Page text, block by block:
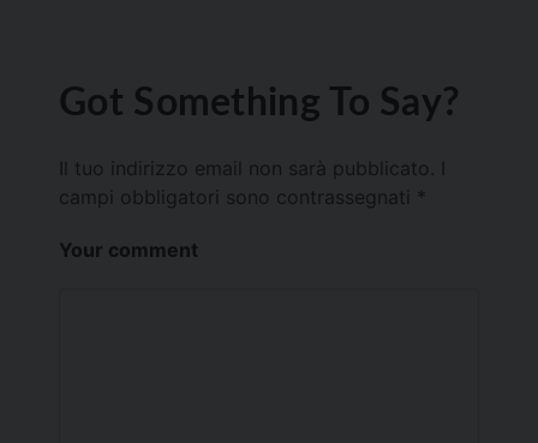
Got Something To Say?
Il tuo indirizzo email non sarà pubblicato.
campi obbligatori sono contrassegnati *
Your comment